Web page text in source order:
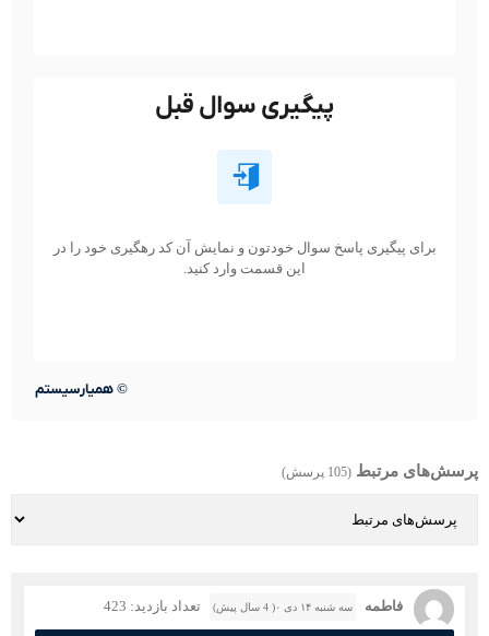
پیگیری سوال قبل
برای پیگیری پاسخ سوال خودتون و نمایش آن کد رهگیری خود را در
این قسمت وارد کنید.
© همیارسیستم
پرسش‌های مرتبط (105 پرسش)
فاطمه سه شنبه ۱۴ دی ۰( 4 سال پیش) تعداد بازدید: 423